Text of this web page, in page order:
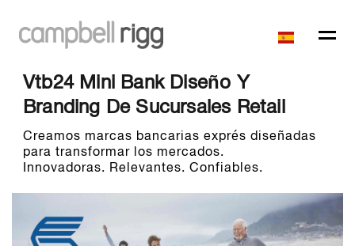
Vtb24 Mini Bank Diseño Y
Branding De Sucursales Retail
Creamos marcas bancarias exprés diseñadas
para transformar los mercados.
Innovadoras. Relevantes. Confiables.